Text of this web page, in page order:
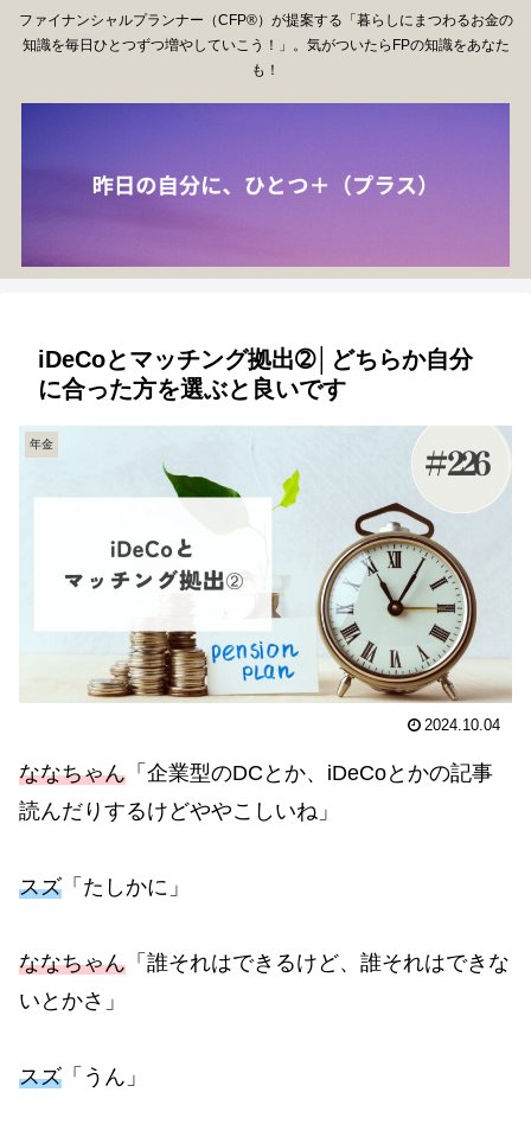
ファイナンシャルプランナー（CFP®）が提案する「暮らしにまつわるお金の
知識を毎日ひとつずつ増やしていこう！」。気がついたらFPの知識をあなた
も！
iDeCoとマッチング拠出➁│どちらか自分
に合った方を選ぶと良いです
年金
2024.10.04
ななちゃん 「企業型のDCとか、iDeCoとかの記事
読んだりするけどややこしいね」
スズ 「たしかに」
ななちゃん 「誰それはできるけど、誰それはできな
いとかさ」
スズ 「うん」